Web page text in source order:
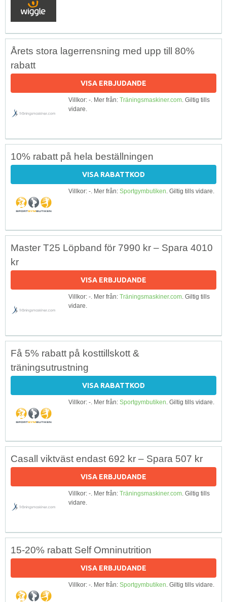
Årets stora lagerrensning med upp till 80%
rabatt
VISA ERBJUDANDE
Villkor: -. Mer från: Träningsmaskiner.com. Giltig tills
vidare.
10% rabatt på hela beställningen
VISA RABATTKOD
Villkor: -. Mer från: Sportgymbutiken. Giltig tills vidare.
Master T25 Löpband för 7990 kr – Spara 4010
kr
VISA ERBJUDANDE
Villkor: -. Mer från: Träningsmaskiner.com. Giltig tills
vidare.
Få 5% rabatt på kosttillskott &
träningsutrustning
VISA RABATTKOD
Villkor: -. Mer från: Sportgymbutiken. Giltig tills vidare.
Casall viktväst endast 692 kr – Spara 507 kr
VISA ERBJUDANDE
Villkor: -. Mer från: Träningsmaskiner.com. Giltig tills
vidare.
15-20% rabatt Self Omninutrition
VISA ERBJUDANDE
Villkor: -. Mer från: Sportgymbutiken. Giltig tills vidare.